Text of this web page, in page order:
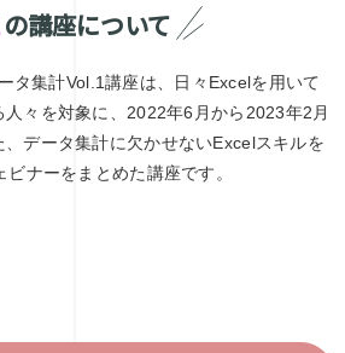
この講座について
タ集計Vol.1講座は、日々Excelを用いて
々を対象に、2022年6月から2023年2月
、データ集計に欠かせないExcelスキルを
ナーをまとめた講座です。